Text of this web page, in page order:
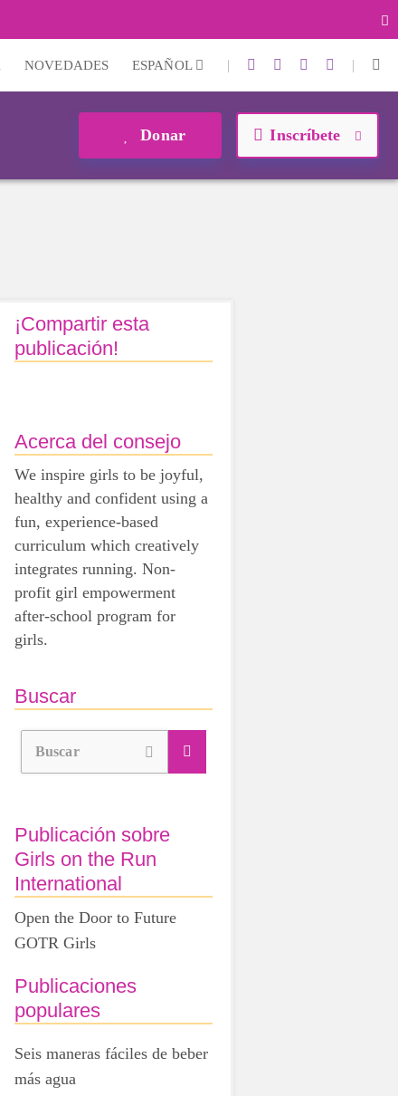
NOVEDADES ESPAÑOL | |
Donar Inscríbete
¡Compartir esta
publicación!
Acerca del consejo
We inspire girls to be joyful,
healthy and confident using a
fun, experience-based
curriculum which creatively
integrates running. Non-
profit girl empowerment
after-school program for
girls.
Buscar
Buscar
Publicación sobre
Girls on the Run
International
Open the Door to Future
GOTR Girls
Publicaciones
populares
Seis maneras fáciles de beber
más agua